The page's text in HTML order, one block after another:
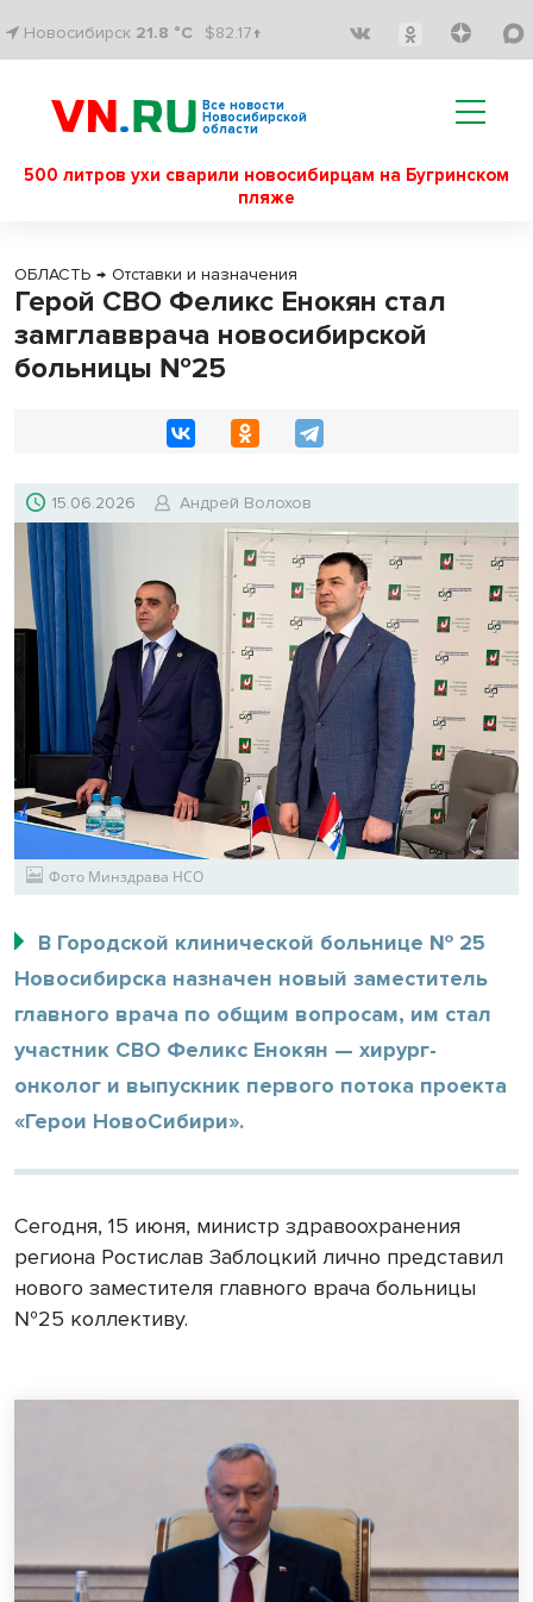
Новосибирск 21.8 °C $82.17↑
Все новости
Новосибирской
области
500 литров ухи сварили новосибирцам на Бугринском
пляже
ОБЛАСТЬ → Отставки и назначения
Герой СВО Феликс Енокян стал
замглавврача новосибирской
больницы №25
15.06.2026 Андрей Волохов
Фото Минздрава НСО
В Городской клинической больнице № 25
Новосибирска назначен новый заместитель
главного врача по общим вопросам, им стал
участник СВО Феликс Енокян — хирург-
онколог и выпускник первого потока проекта
«Герои НовоСибири».
Сегодня, 15 июня, министр здравоохранения
региона Ростислав Заблоцкий лично представил
нового заместителя главного врача больницы
№25 коллективу.